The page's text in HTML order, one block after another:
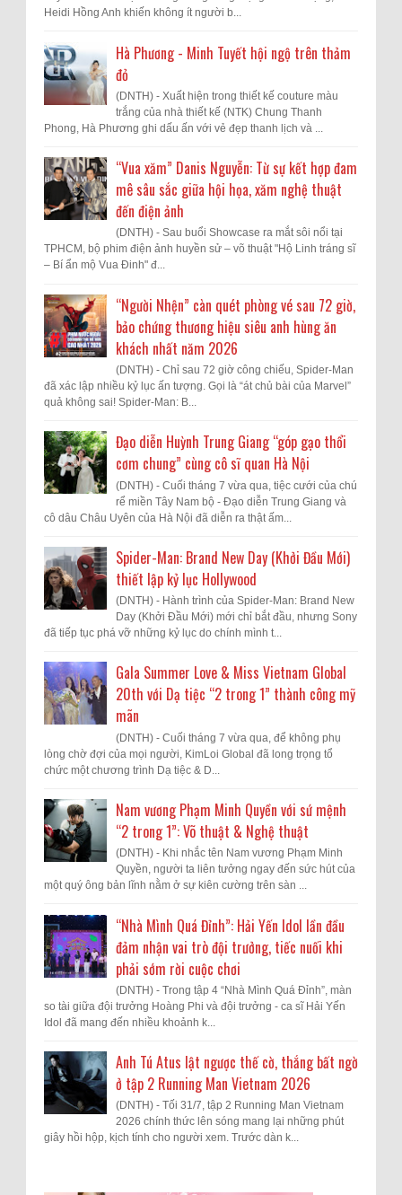
Heidi Hồng Anh khiến không ít người b...
Hà Phương - Minh Tuyết hội ngộ trên thảm
đỏ
(DNTH) - Xuất hiện trong thiết kế couture màu
trắng của nhà thiết kế (NTK) Chung Thanh
Phong, Hà Phương ghi dấu ấn với vẻ đẹp thanh lịch và ...
“Vua xăm” Danis Nguyễn: Từ sự kết hợp đam
mê sâu sắc giữa hội họa, xăm nghệ thuật
đến điện ảnh
(DNTH) - Sau buổi Showcase ra mắt sôi nổi tại
TPHCM, bộ phim điện ảnh huyền sử – võ thuật "Hộ Linh tráng sĩ
– Bí ẩn mộ Vua Đinh" đ...
“Người Nhện” càn quét phòng vé sau 72 giờ,
bảo chứng thương hiệu siêu anh hùng ăn
khách nhất năm 2026
(DNTH) - Chỉ sau 72 giờ công chiếu, Spider-Man
đã xác lập nhiều kỷ lục ấn tượng. Gọi là “át chủ bài của Marvel”
quả không sai! Spider-Man: B...
Đạo diễn Huỳnh Trung Giang “góp gạo thổi
cơm chung” cùng cô sĩ quan Hà Nội
(DNTH) - Cuối tháng 7 vừa qua, tiệc cưới của chú
rể miền Tây Nam bộ - Đạo diễn Trung Giang và
cô dâu Châu Uyên của Hà Nội đã diễn ra thật ấm...
Spider-Man: Brand New Day (Khởi Đầu Mới)
thiết lập kỷ lục Hollywood
(DNTH) - Hành trình của Spider-Man: Brand New
Day (Khởi Đầu Mới) mới chỉ bắt đầu, nhưng Sony
đã tiếp tục phá vỡ những kỷ lục do chính mình t...
Gala Summer Love & Miss Vietnam Global
20th với Dạ tiệc “2 trong 1” thành công mỹ
mãn
(DNTH) - Cuối tháng 7 vừa qua, để không phụ
lòng chờ đợi của mọi người, KimLoi Global đã long trọng tổ
chức một chương trình Dạ tiệc & D...
Nam vương Phạm Minh Quyền với sứ mệnh
“2 trong 1”: Võ thuật & Nghệ thuật
(DNTH) - Khi nhắc tên Nam vương Phạm Minh
Quyền, người ta liên tưởng ngay đến sức hút của
một quý ông bản lĩnh nằm ở sự kiên cường trên sàn ...
“Nhà Mình Quá Đỉnh”: Hải Yến Idol lần đầu
đảm nhận vai trò đội trưởng, tiếc nuối khi
phải sớm rời cuộc chơi
(DNTH) - Trong tập 4 “Nhà Mình Quá Đỉnh”, màn
so tài giữa đội trưởng Hoàng Phi và đội trưởng - ca sĩ Hải Yến
Idol đã mang đến nhiều khoảnh k...
Anh Tú Atus lật ngược thế cờ, thắng bất ngờ
ở tập 2 Running Man Vietnam 2026
(DNTH) - Tối 31/7, tập 2 Running Man Vietnam
2026 chính thức lên sóng mang lại những phút
giây hồi hộp, kịch tính cho người xem. Trước dàn k...